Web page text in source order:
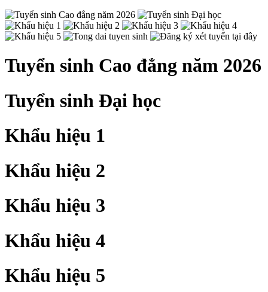
Tuyển sinh Cao đẳng năm 2026
Tuyển sinh Đại học
Khẩu hiệu 1
Khẩu hiệu 2
Khẩu hiệu 3
Khẩu hiệu 4
Khẩu hiệu 5